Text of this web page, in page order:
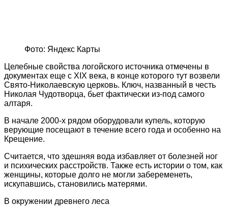
Фото: Яндекс Карты
Целебные свойства логойского источника отмечены в
документах еще с XIX века, в конце которого тут возвели
Свято-Николаевскую церковь. Ключ, названный в честь
Николая Чудотворца, бьет фактически из-под самого
алтаря.
В начале 2000-х рядом оборудовали купель, которую
верующие посещают в течение всего года и особенно на
Крещение.
Считается, что здешняя вода избавляет от болезней ног
и психических расстройств. Также есть истории о том, как
женщины, которые долго не могли забеременеть,
искупавшись, становились матерями.
В окружении древнего леса